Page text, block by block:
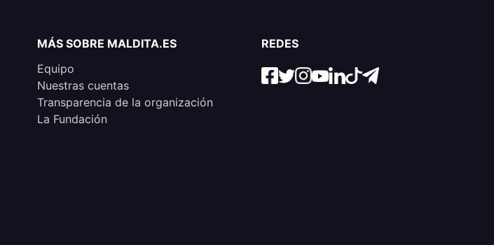
MÁS SOBRE MALDITA.ES
Equipo
Nuestras cuentas
Transparencia de la organización
La Fundación
REDES